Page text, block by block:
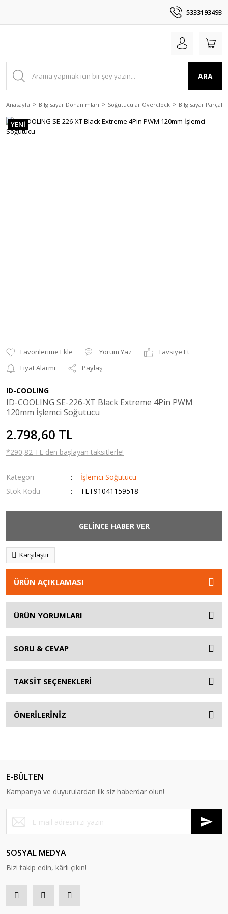
5333193493
ARA
Anasayfa Bilgisayar Donanımları Soğutucular Overclock Bilgisayar
YENİ
Yorum Yaz
Tavsiye Et
Fiyat Alarmı
Paylaş
ID-COOLING
ID-COOLING SE-226-XT Black Extreme 4Pin PWM
120mm İşlemci Soğutucu
2.798,60 TL
*290,82 TL den başlayan taksitlerle!
Kategori
İşlemci Soğutucu
Stok Kodu
TET91041159518
GELİNCE HABER VER
Karşılaştır
ÜRÜN AÇIKLAMASI
ÜRÜN YORUMLARI
SORU & CEVAP
TAKSİT SEÇENEKLERİ
ÖNERİLERİNİZ
E-BÜLTEN
Kampanya ve duyurulardan ilk siz haberdar olun!
SOSYAL MEDYA
Bizi takip edin, kârlı çıkın!